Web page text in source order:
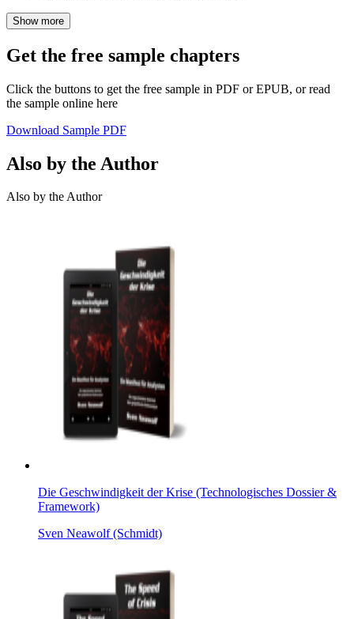
Show more
Get the free sample chapters
Click the buttons to get the free sample in PDF or EPUB, or read
the sample online here
Download Sample PDF
Also by the Author
Also by the Author
Die Geschwindigkeit der Krise (Technologisches Dossier &
Framework)
Sven Neawolf (Schmidt)